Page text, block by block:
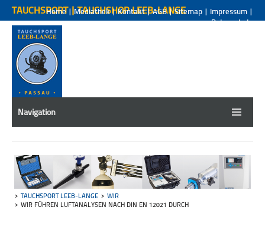
TAUCHSPORT | TAUCHSHOP LEEB-LANGE
Home| Mediathek|Kontakt|AGB|Sitemap | Impressum |
Datenschutz
Navigation
TAUCHSPORT LEEB-LANGE
WIR
WIR FÜHREN LUFTANALYSEN NACH DIN EN 12021 DURCH